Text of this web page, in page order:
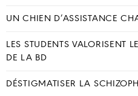
UN CHIEN D’ASSISTANCE
LES STUDENTS VALORISENT
DE LA BD
DÉSTIGMATISER LA